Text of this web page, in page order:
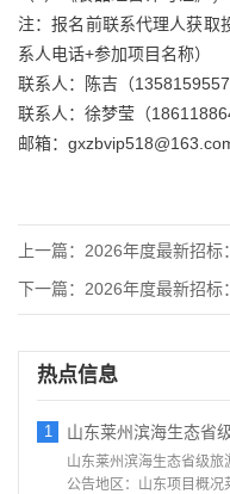
注：报名前联系代理人获取
系人电话+参加项目名称）
联系人：陈吉（
联系人：徐梦莹（
邮箱：
上一篇： 2026年度最新招标：河
下一篇： 2026年度最新招标：张
热点信息
1 山东莱州滨海生态省
山东莱州滨海生态省级
公告地区：山东项目概